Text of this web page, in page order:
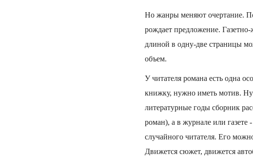
Но жанры меняют очертание.
рождает предложение.
длиной в одну-две страницы
объем.
У читателя романа есть одна
книжку, нужно иметь мотив.
литературные годы сборник
роман), а в журнале или газете
случайного читателя. Его
Движется сюжет, движется